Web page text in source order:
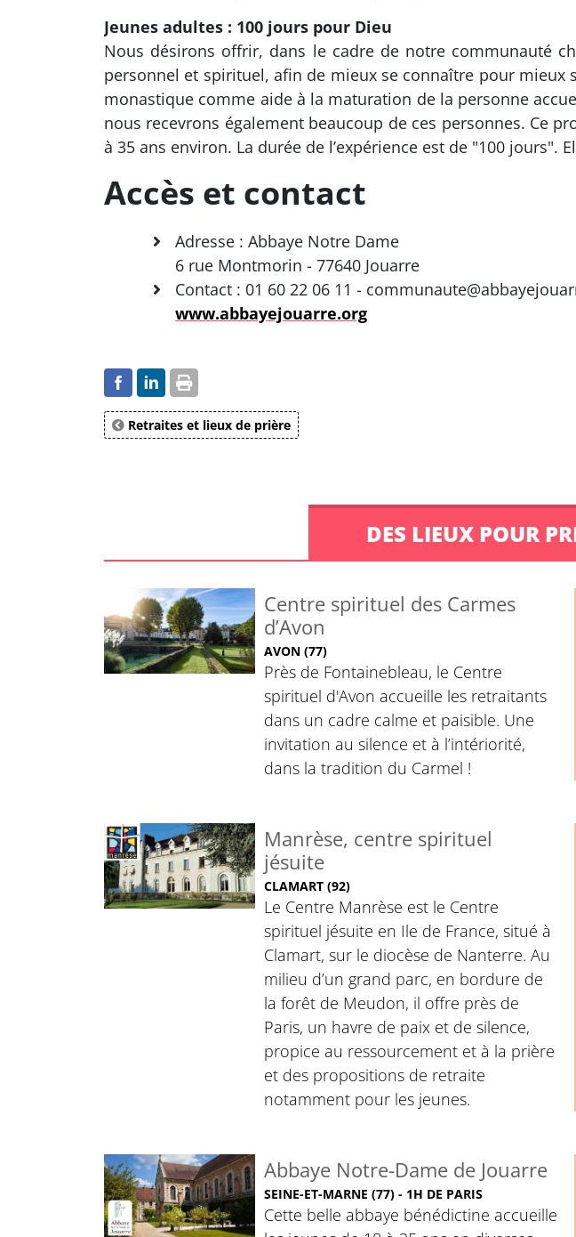
Jeunes adultes : 100 jours pour Dieu
Nous désirons offrir, dans le cadre de notre communauté
personnel et spirituel, afin de mieux se connaître pour
monastique comme aide à la maturation de la personne
nous recevrons également beaucoup de ces personnes. Ce
à 35 ans environ. La durée de l’expérience est de "100
Accès et contact
Adresse : Abbaye Notre Dame
6 rue Montmorin - 77640 Jouarre
Contact : 01 60 22 06 11 -
www.abbayejouarre.org
Retraites et lieux de prière
DES LIEUX POUR
Centre spirituel des Carmes
d’Avon
AVON (77)
Près de Fontainebleau, le Centre
spirituel d'Avon accueille les retraitants
dans un cadre calme et paisible. Une
invitation au silence et à l’intériorité,
dans la tradition du Carmel !
Manrèse, centre spirituel
jésuite
CLAMART (92)
Le Centre Manrèse est le Centre
spirituel jésuite en Ile de France, situé à
Clamart, sur le diocèse de Nanterre. Au
milieu d’un grand parc, en bordure de
la forêt de Meudon, il offre près de
Paris, un havre de paix et de silence,
propice au ressourcement et à la prière
et des propositions de retraite
notamment pour les jeunes.
Abbaye Notre-Dame de Jouarre
SEINE-ET-MARNE (77) - 1H DE PARIS
Cette belle abbaye bénédictine accueille